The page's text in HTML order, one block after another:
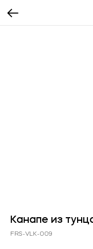
Канапе из
FRS-VLK-009